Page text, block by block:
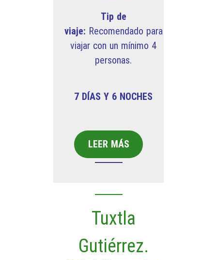
Tip de
viaje: Recomendado para
viajar con un mínimo 4
personas.
7 DÍAS Y 6 NOCHES
LEER MÁS
Tuxtla
Gutiérrez.